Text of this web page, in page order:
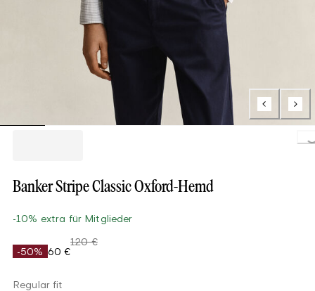
Banker Stripe Classic Oxford-Hemd
-10% extra für Mitglieder
-50% 60 €
120 €
Regular fit